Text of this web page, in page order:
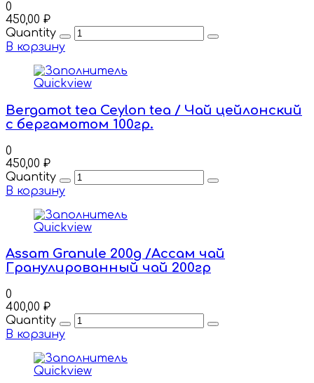
0
450,00 ₽
Quantity
В корзину
Quickview
Bergamot tea Ceylon tea / Чай цейлонский
с бергамотом 100гр.
0
450,00 ₽
Quantity
В корзину
Quickview
Assam Granule 200g /Ассам чай
Гранулированный чай 200гр
0
400,00 ₽
Quantity
В корзину
Quickview